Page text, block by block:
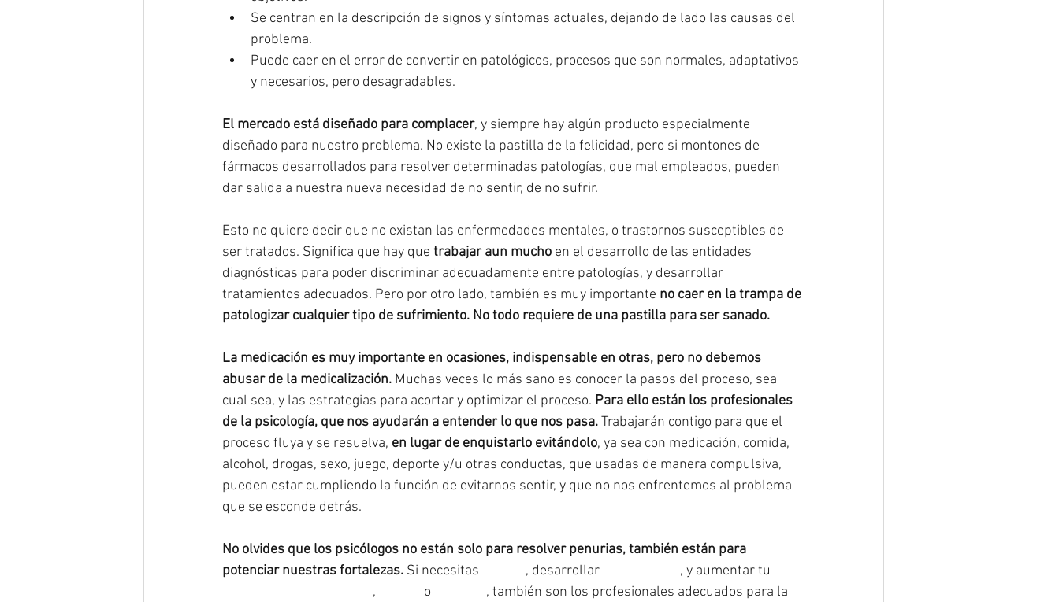
Se centran en la descripción de signos y síntomas actuales, dejando de lado las causas del
problema.
Puede caer en el error de convertir en patológicos, procesos que son normales, adaptativos
y necesarios, pero desagradables.
El mercado está diseñado para complacer, y siempre hay algún producto especialmente
diseñado para nuestro problema. No existe la pastilla de la felicidad, pero si montones de
fármacos desarrollados para resolver determinadas patologías, que mal empleados, pueden
dar salida a nuestra nueva necesidad de no sentir, de no sufrir.
Esto no quiere decir que no existan las enfermedades mentales, o trastornos susceptibles de
ser tratados. Significa que hay que trabajar aun mucho en el desarrollo de las entidades
diagnósticas para poder discriminar adecuadamente entre patologías, y desarrollar
tratamientos adecuados. Pero por otro lado, también es muy importante no caer en la trampa de
patologizar cualquier tipo de sufrimiento. No todo requiere de una pastilla para ser sanado.
La medicación es muy importante en ocasiones, indispensable en otras, pero no debemos
abusar de la medicalización. Muchas veces lo más sano es conocer la pasos del proceso, sea
cual sea, y las estrategias para acortar y optimizar el proceso. Para ello están los profesionales
de la psicología, que nos ayudarán a entender lo que nos pasa. Trabajarán contigo para que el
proceso fluya y se resuelva, en lugar de enquistarlo evitándolo, ya sea con medicación, comida,
alcohol, drogas, sexo, juego, deporte y/u otras conductas, que usadas de manera compulsiva,
pueden estar cumpliendo la función de evitarnos sentir, y que no nos enfrentemos al problema
que se esconde detrás.
No olvides que los psicólogos no están solo para resolver penurias, también están para
potenciar nuestras fortalezas. Si necesitas , desarrollar
, y aumentar tu
, o
, también son los profesionales adecuados para la